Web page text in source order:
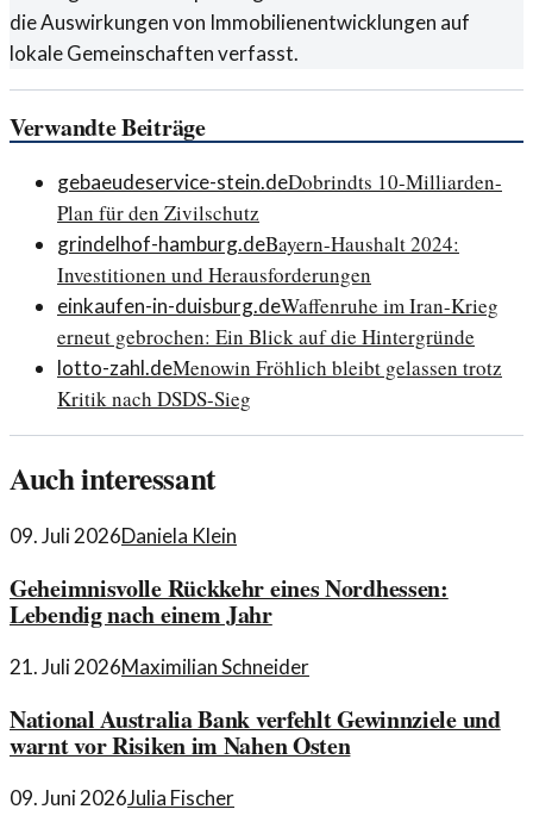
die Auswirkungen von Immobilienentwicklungen auf
lokale Gemeinschaften verfasst.
Verwandte Beiträge
gebaeudeservice-stein.deDobrindts 10-Milliarden-
Plan für den Zivilschutz
grindelhof-hamburg.deBayern-Haushalt 2024:
Investitionen und Herausforderungen
einkaufen-in-duisburg.deWaffenruhe im Iran-Krieg
erneut gebrochen: Ein Blick auf die Hintergründe
lotto-zahl.deMenowin Fröhlich bleibt gelassen trotz
Kritik nach DSDS-Sieg
Auch interessant
09. Juli 2026Daniela Klein
Geheimnisvolle Rückkehr eines Nordhessen:
Lebendig nach einem Jahr
21. Juli 2026Maximilian Schneider
National Australia Bank verfehlt Gewinnziele und
warnt vor Risiken im Nahen Osten
09. Juni 2026Julia Fischer